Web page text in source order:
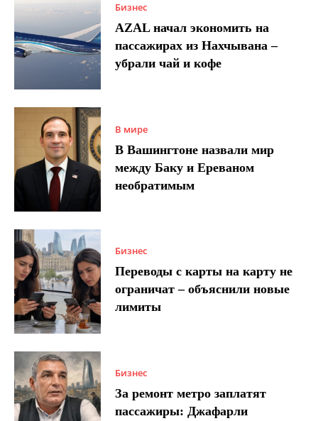
Бизнес
AZAL начал экономить на
пассажирах из Нахчывана –
убрали чай и кофе
В мире
В Вашингтоне назвали мир
между Баку и Ереваном
необратимым
Бизнес
Переводы с карты на карту не
ограничат – объяснили новые
лимиты
Бизнес
За ремонт метро заплатят
пассажиры: Джафарли